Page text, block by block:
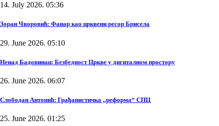
14. July 2026. 05:36
Зоран Чворовић: Фанар као црквени ресор Брисела
29. June 2026. 05:10
Ненад Бадовинац: Безбедност Цркве у дигиталном простору
26. June 2026. 06:07
Слободан Антонић: Грађанистичка „реформа“ СПЦ
25. June 2026. 01:25